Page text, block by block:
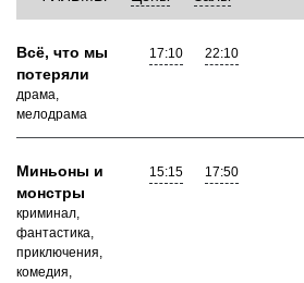
Всё, что мы
потеряли
драма,
мелодрама
17:10 22:10
Миньоны и
монстры
криминал,
фантастика,
приключения,
комедия,
15:15 17:50